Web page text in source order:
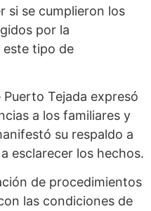
si se cumplieron los
por la
tipo de
Tejada expresó
a los familiares y
su respaldo a
esclarecer los hechos.
de procedimientos
las condiciones de